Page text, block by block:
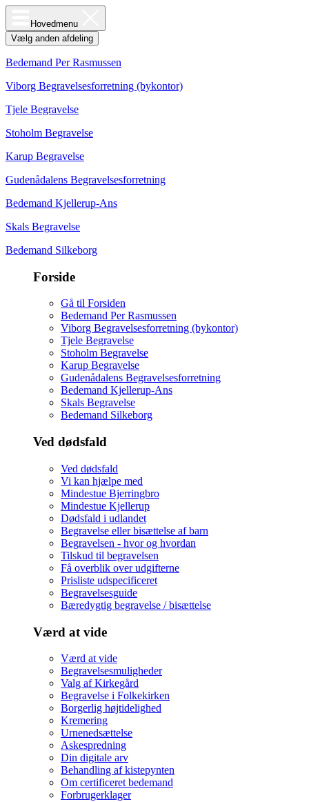
Hovedmenu
Vælg anden afdeling
Bedemand Per Rasmussen
Viborg Begravelsesforretning (bykontor)
Tjele Begravelse
Stoholm Begravelse
Karup Begravelse
Gudenådalens Begravelsesforretning
Bedemand Kjellerup-Ans
Skals Begravelse
Bedemand Silkeborg
Forside
Gå til Forsiden
Bedemand Per Rasmussen
Viborg Begravelsesforretning (bykontor)
Tjele Begravelse
Stoholm Begravelse
Karup Begravelse
Gudenådalens Begravelsesforretning
Bedemand Kjellerup-Ans
Skals Begravelse
Bedemand Silkeborg
Ved dødsfald
Ved dødsfald
Vi kan hjælpe med
Mindestue Bjerringbro
Mindestue Kjellerup
Dødsfald i udlandet
Begravelse eller bisættelse af barn
Begravelsen - hvor og hvordan
Tilskud til begravelsen
Få overblik over udgifterne
Prisliste udspecificeret
Begravelsesguide
Bæredygtig begravelse / bisættelse
Værd at vide
Værd at vide
Begravelsesmuligheder
Valg af Kirkegård
Begravelse i Folkekirken
Borgerlig højtidelighed
Kremering
Urnenedsættelse
Askespredning
Din digitale arv
Behandling af kistepynten
Om certificeret bedemand
Forbrugerklager